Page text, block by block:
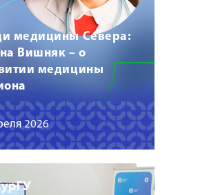
медицины Севера:
Вишняк – о
медицины
2026